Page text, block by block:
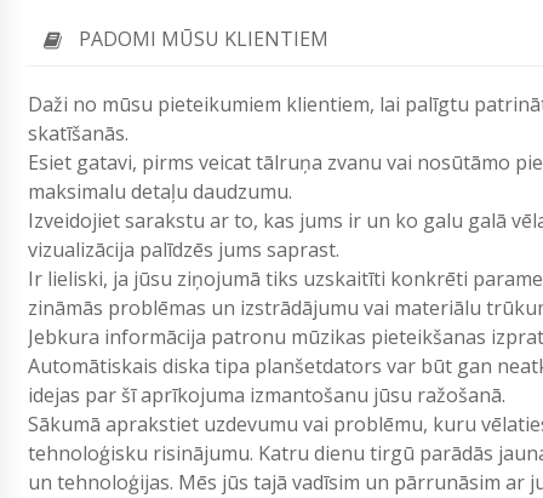
PADOMI MŪSU KLIENTIEM
Daži no mūsu pieteikumiem klientiem, lai palīgtu
skatīšanās.
Esiet gatavi, pirms veicat tālruņa zvanu vai nosūtāmo
maksimalu detaļu daudzumu.
Izveidojiet sarakstu ar to, kas jums ir un ko galu galā
vizualizācija palīdzēs jums saprast.
Ir lieliski, ja jūsu ziņojumā tiks uzskaitīti konkrēti
zināmās problēmas un izstrādājumu vai materiālu
Jebkura informācija patronu mūzikas pieteikšanas
Automātiskais diska tipa planšetdators var būt gan
idejas par šī aprīkojuma izmantošanu jūsu ražošanā.
Sākumā aprakstiet uzdevumu vai problēmu, kuru
tehnoloģisku risinājumu. Katru dienu tirgū parādās
un tehnoloģijas. Mēs jūs tajā vadīsim un pārrunāsim ar